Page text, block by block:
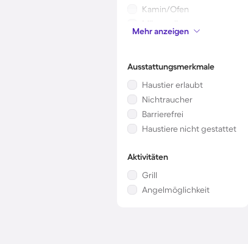
Kamin/Ofen
Mikrowelle
Kinderbett
Mehr anzeigen
Ausstattungsmerkmale
Haustier erlaubt
Nichtraucher
Barrierefrei
Haustiere nicht gestattet
Aktivitäten
Grill
Angelmöglichkeit